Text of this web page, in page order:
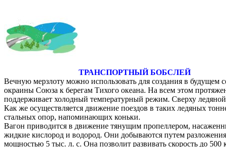
ТРАНСПОРТНЫЙ БОБСЛЕЙ
Вечную мерзлоту можно использовать для создания в
окраины Союза к берегам Тихого океана. На всем этом
поддерживает холодный температурный режим. Сверху
Как же осуществляется движение поездов в таких ледяных
стальных опор, напоминающих коньки.
Вагон приводится в движение тянущим пропеллером,
жидкие кислород и водород. Они добываются путем
мощностью 5 тыс. л. с. Она позволит развивать скорость до 500